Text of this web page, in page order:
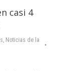
casi 4
, Noticias de la